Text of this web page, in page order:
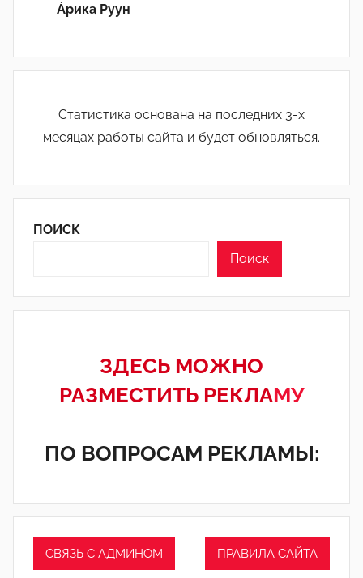
Áрика Руун
Статистика основана на последних 3-х
месяцах работы сайта и будет обновляться.
ПОИСК
Поиск
ЗДЕСЬ МОЖНО
РАЗМЕСТИТЬ РЕКЛАМУ
ПО ВОПРОСАМ РЕКЛАМЫ:
СВЯЗЬ С АДМИНОМ ПРАВИЛА САЙТА